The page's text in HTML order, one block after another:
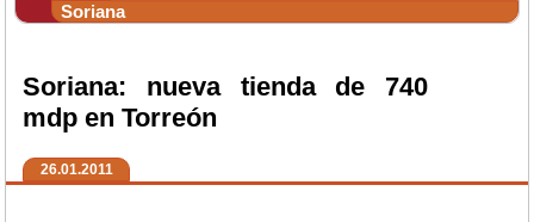
Soriana
Soriana: nueva tienda de 740
mdp en Torreón
26.01.2011